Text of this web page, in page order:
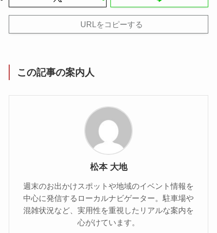
URLをコピーする
この記事の案内人
松本 大地
週末のお出かけスポットや地域のイベント情報を
中心に発信するローカルナビゲーター。駐車場や
混雑状況など、実用性を重視したリアルな案内を
心がけています。